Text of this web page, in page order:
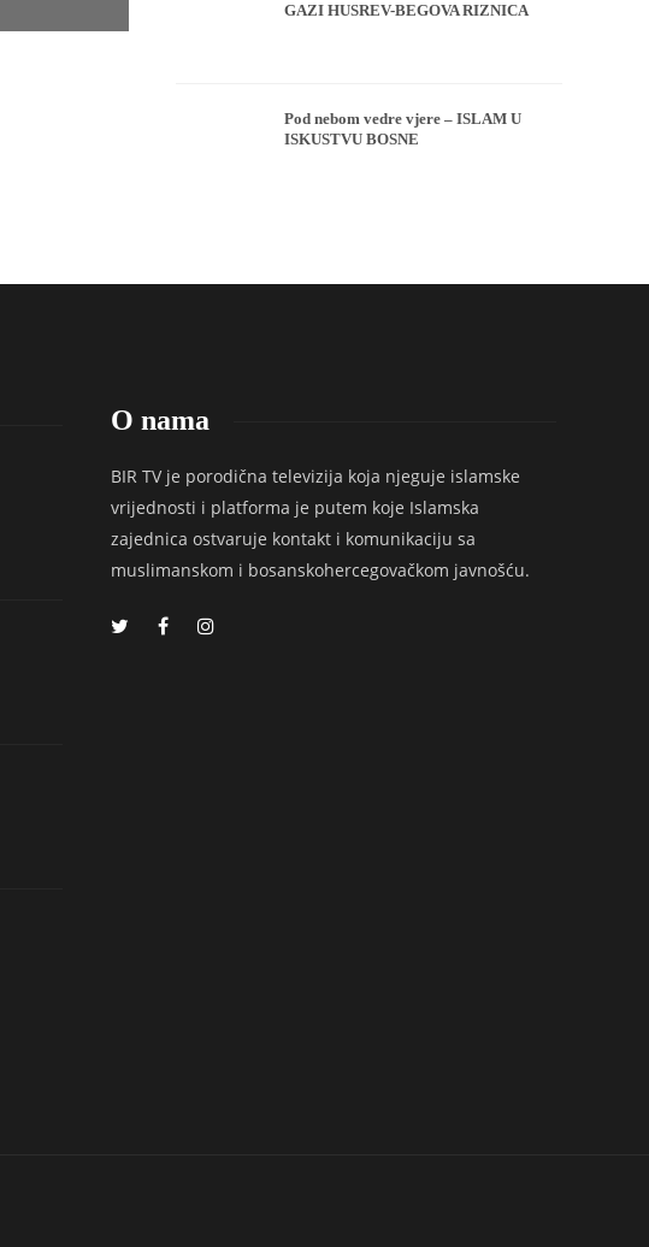
begovoj džamiji u Tuzli
je svjetlost
GAZI HUSREV-BEGOVA RIZNICA
Pod nebom vedre vjere – ISLAM U
ISKUSTVU BOSNE
O nama
BIR TV je porodična televizija koja njeguje islamske
vrijednosti i platforma je putem koje Islamska
zajednica ostvaruje kontakt i komunikaciju sa
muslimanskom i bosanskohercegovačkom javnošću.